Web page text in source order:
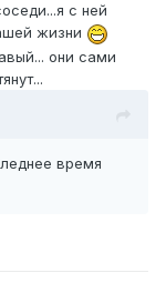
с ней
жизни
они сами
время